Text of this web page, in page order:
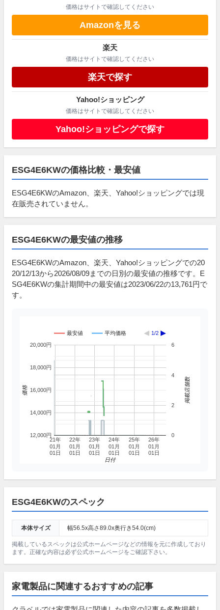
価格はサイトで確認してください
Amazonを見る
楽天
価格はサイトで確認してください
楽天で探す
Yahoo!ショッピング
価格はサイトで確認してください
Yahoo!ショッピングで探す
ESG4E6KWの価格比較・最安値
ESG4E6KWのAmazon、楽天、Yahoo!ショッピングでは現
在販売されていません。
ESG4E6KWの最安値の推移
ESG4E6KWのAmazon、楽天、Yahoo!ショッピングでの20
20/12/13から2026/08/09までの日別の最安値の推移です。E
SG4E6KWの集計期間中の最安値は2023/06/22の13,761円で
す。
最安値 平均価格 1/2
21年
01月
01日
22年
01月
01日
23年
01月
01日
24年
01月
01日
25年
01月
01日
26年
01月
01日
12,000円
14,000円
16,000円
18,000円
20,000円
0
2
4
6
日付
価格 掲載店舗数
ESG4E6KWのスペック
本体サイズ 幅56.5x高さ89.0x奥行き54.0(cm)
掲載しているスペックは公式ホームページなどの情報を元に作成しており
ます。正確な内容は必ず公式ホームページをご確認下さい。
家電製品に関連するおすすめの記事